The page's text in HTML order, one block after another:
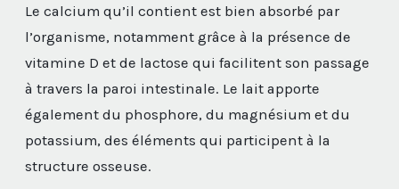
Le calcium qu’il contient est bien absorbé par
l’organisme, notamment grâce à la présence de
vitamine D et de lactose qui facilitent son passage
à travers la paroi intestinale. Le lait apporte
également du phosphore, du magnésium et du
potassium, des éléments qui participent à la
structure osseuse.